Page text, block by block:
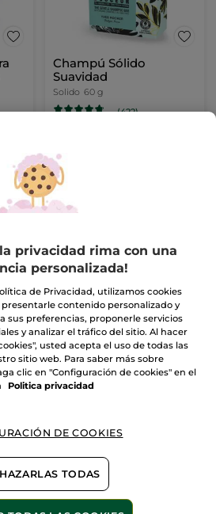
Champú Sólido
Suavidad
Solido 60 g
(422)
7,99€
2
Geles de ducha por 10,99€
Champú Sólido
Nutrición
Solido 60 g
AÑADIR A MI
CESTA
privacidad rima con una
personalizada!
de Privacidad, utilizamos cookies
contenido personalizado y
sus preferencias, proponerle servicios
y analizar el tráfico del sitio. Al hacer
usted acepta el uso de todas las
sitio web. Para saber más sobre
clic en "Configuración de cookies" en el
Politica privacidad
DE COOKIES
TODAS